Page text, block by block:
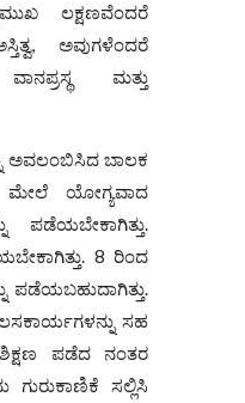
ಲಕ್ಷಣವೆಂದರೆ
ಅವುಗಳೆಂದರೆ
ಮತ್ತು
ಅವಲಂಬಿಸಿದ ಬಾಲಕ
ಮೇಲೆ ಯೋಗ್ಯವಾದ
ಪಡೆಯಬೇಕಾಗಿತ್ತು.
8 ರಿಂದ
ಪಡೆಯಬಹುದಾಗಿತ್ತು.
ಸಹ
ಶಿಕ್ಷಣ ಪಡೆದ ನಂತರ
ಗುರುಕಾಣಿಕೆ ಸಲ್ಲಿಸಿ